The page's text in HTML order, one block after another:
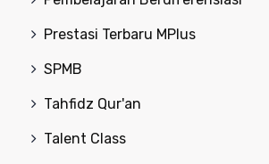
Prestasi Terbaru MPlus
SPMB
Tahfidz Qur'an
Talent Class